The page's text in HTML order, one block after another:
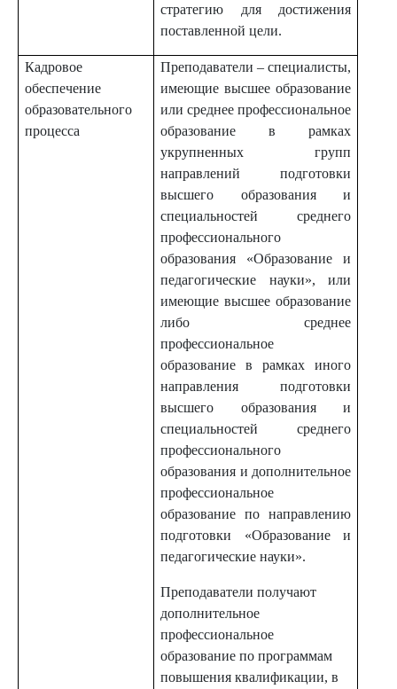
стратегию для достижения
поставленной цели.
Кадровое
обеспечение
образовательного
процесса
Преподаватели – специалисты,
имеющие высшее образование
или среднее профессиональное
образование в рамках
укрупненных групп
направлений подготовки
высшего образования и
специальностей среднего
профессионального
образования «Образование и
педагогические науки», или
имеющие высшее образование
либо среднее
профессиональное
образование в рамках иного
направления подготовки
высшего образования и
специальностей среднего
профессионального
образования и дополнительное
профессиональное
образование по направлению
подготовки «Образование и
педагогические науки».
Преподаватели получают
дополнительное
профессиональное
образование по программам
повышения квалификации, в